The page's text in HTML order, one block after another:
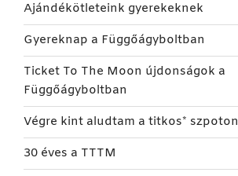
Ajándékötleteink gyerekeknek
Gyereknap a Függőágyboltban
Ticket To The Moon újdonságok a
Függőágyboltban
Végre kint aludtam a titkos* szpoton
30 éves a TTTM